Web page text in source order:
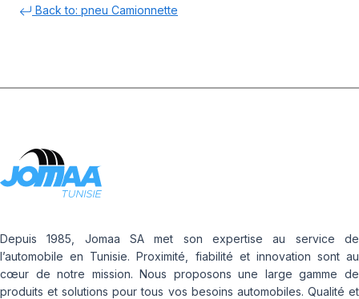
Back to: pneu Camionnette
Depuis 1985, Jomaa SA met son expertise au service de
l’automobile en Tunisie. Proximité, fiabilité et innovation sont au
cœur de notre mission. Nous proposons une large gamme de
produits et solutions pour tous vos besoins automobiles. Qualité et